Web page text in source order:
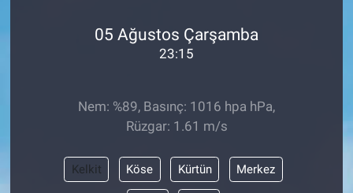
05 Ağustos Çarşamba
23:15
Nem: %89, Basınç: 1016 hpa hPa,
Rüzgar: 1.61 m/s
Kelkit Köse Kürtün Merkez